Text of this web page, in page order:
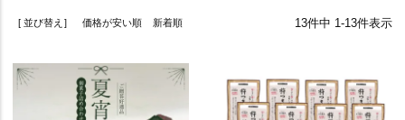
並び替え 価格が安い順 新着順 13件中 1-13件表示